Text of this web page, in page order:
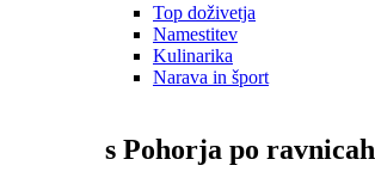
Top doživetja
Namestitev
Kulinarika
Narava in šport
s Pohorja po ravnicah